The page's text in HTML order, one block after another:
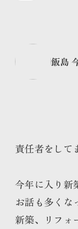
飯島
責任者をして
今年に入り新
お話も多くな
新築、リフォ